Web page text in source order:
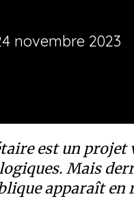
est un
Mais
apparaît en
novembre 2023